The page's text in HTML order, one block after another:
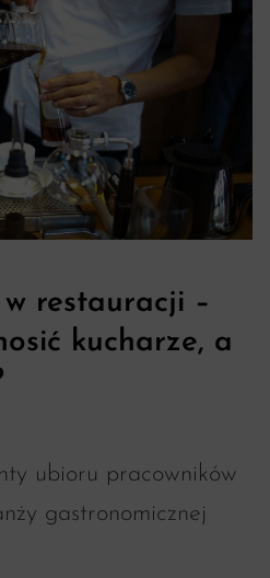
restauracji –
kucharze, a
ubioru pracowników
gastronomicznej